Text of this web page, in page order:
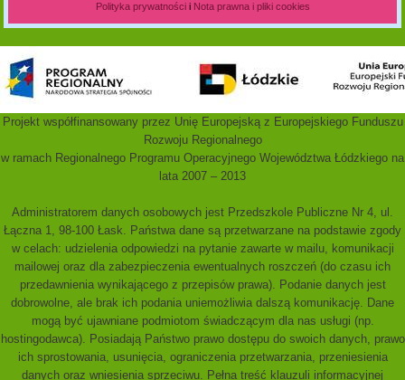
Polityka prywatnościi Nota prawna i pliki cookies
Projekt współfinansowany przez Unię Europejską z Europejskiego Funduszu
Rozwoju Regionalnego
w ramach Regionalnego Programu Operacyjnego Województwa Łódzkiego na
lata 2007 – 2013
Administratorem danych osobowych jest Przedszkole Publiczne Nr 4, ul.
Łączna 1, 98-100 Łask. Państwa dane są przetwarzane na podstawie zgody
w celach: udzielenia odpowiedzi na pytanie zawarte w mailu, komunikacji
mailowej oraz dla zabezpieczenia ewentualnych roszczeń (do czasu ich
przedawnienia wynikającego z przepisów prawa). Podanie danych jest
dobrowolne, ale brak ich podania uniemożliwia dalszą komunikację. Dane
mogą być ujawniane podmiotom świadczącym dla nas usługi (np.
hostingodawca). Posiadają Państwo prawo dostępu do swoich danych, prawo
ich sprostowania, usunięcia, ograniczenia przetwarzania, przeniesienia
danych oraz wniesienia sprzeciwu. Pełna treść klauzuli informacyjnej